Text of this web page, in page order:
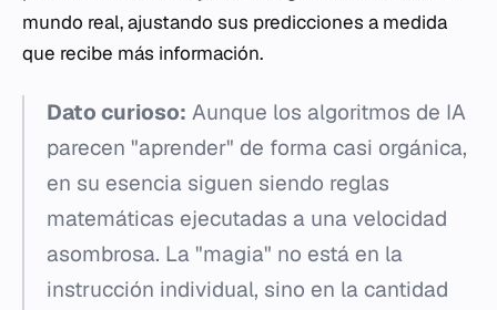
mundo real, ajustando sus predicciones a medida
que recibe más información.
Dato curioso: Aunque los algoritmos de IA
parecen "aprender" de forma casi orgánica,
en su esencia siguen siendo reglas
matemáticas ejecutadas a una velocidad
asombrosa. La "magia" no está en la
instrucción individual, sino en la cantidad